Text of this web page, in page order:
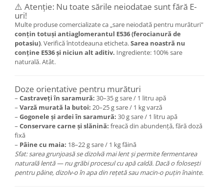
⚠️ Atenție: Nu toate sările neiodatae sunt fără E-
uri!
Multe produse comercializate ca „sare neiodată pentru murături"
conțin totuși antiaglomerantul E536 (ferocianură de
potasiu). Verifică întotdeauna eticheta.Sarea noastră nu
conține E536 și niciun alt aditiv. Ingrediente: 100% sare
naturală. Atât.
Doze orientative pentru murături
– Castraveți în saramură: 30–35 g sare / 1 litru apă
– Varză murată la butoi: 20–25 g sare / 1 kg varză
– Gogonele și ardei în saramură: 30 g sare / 1 litru apă
– Conservare carne și slănină: freacă din abundență, fără doză
fixă
– Pâine cu maia: 18–22 g sare / 1 kg făină
Sfat: sarea grunjoasă se dizolvă mai lent și permite fermentarea
naturală lentă — nu grăbi procesul cu apă caldă. Dacă o folosești
pentru pâine, dizolv-o în apa din rețetă sau macin-o puțin înainte.